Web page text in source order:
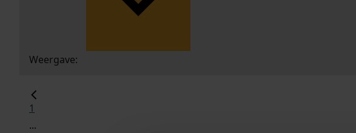
Weergave:
1
...